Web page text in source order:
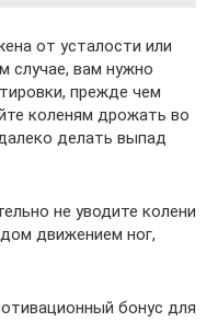
от усталости или
случае, вам нужно
прежде чем
коленям дрожать во
делать выпад
не уводите колени
движением ног,
бонус для